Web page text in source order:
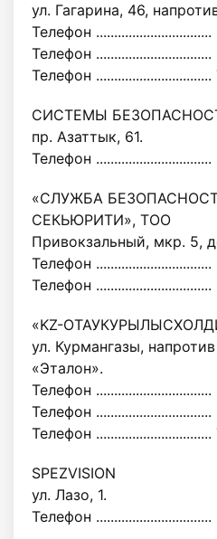
ул. Гагарина, 46,
Телефон
Телефон
Телефон
СИСТЕМЫ
пр. Азаттык, 61.
Телефон
«СЛУЖБА
СЕКЬЮРИТИ», ТОО
Привокзальный, мкр. 5,
Телефон
Телефон
«KZ-
ул. Курмангазы,
«Эталон».
Телефон
Телефон
Телефон
SPEZVISION
ул. Лазо, 1.
Телефон